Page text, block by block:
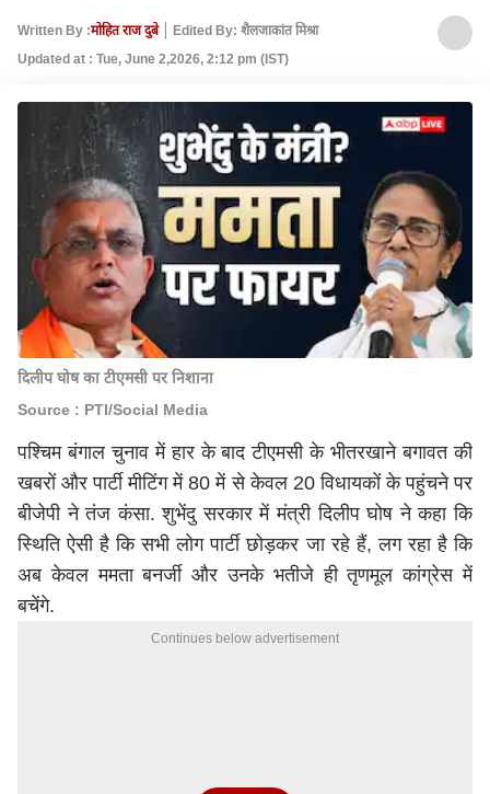
Written By :मोहित राज दुबे
Edited By: शैलजाकांत मिश्रा
Updated at : Tue, June 2,2026, 2:12 pm (IST)
दिलीप घोष का टीएमसी पर निशाना
Source : PTI/Social Media
पश्चिम बंगाल चुनाव में हार के बाद टीएमसी के भीतरखाने बगावत की
खबरों और पार्टी मीटिंग में 80 में से केवल 20 विधायकों के पहुंचने पर
बीजेपी ने तंज कंसा. शुभेंदु सरकार में मंत्री दिलीप घोष ने कहा कि
स्थिति ऐसी है कि सभी लोग पार्टी छोड़कर जा रहे हैं, लग रहा है कि
अब केवल ममता बनर्जी और उनके भतीजे ही तृणमूल कांग्रेस में
बचेंगे.
Continues below advertisement